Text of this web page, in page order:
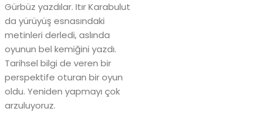
Gürbüz yazdılar. Itır Karabulut
da yürüyüş esnasındaki
metinleri derledi, aslında
oyunun bel kemiğini yazdı.
Tarihsel bilgi de veren bir
perspektife oturan bir oyun
oldu. Yeniden yapmayı çok
arzuluyoruz.